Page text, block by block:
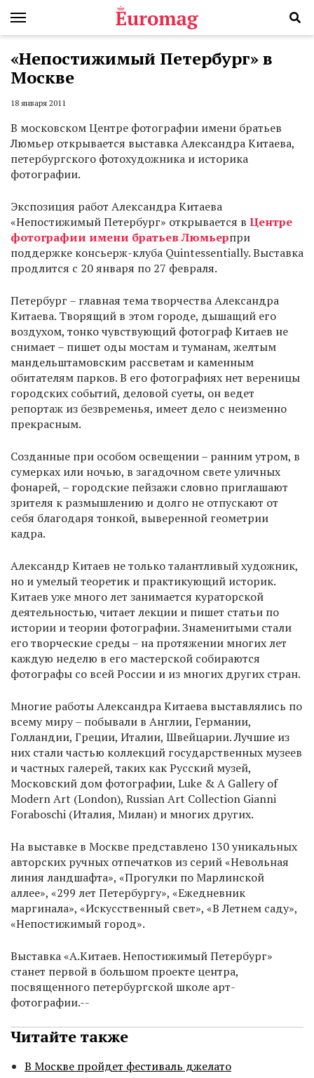
«Непостижимый Петербург» в
Москве
18 января 2011
В московском Центре фотографии имени братьев
Люмьер открывается выставка Александра Китаева,
петербургского фотохудожника и историка
фотографии.
Экспозиция работ Александра Китаева
«Непостижимый Петербург» открывается в Центре
фотографии имени братьев Люмьерпри
поддержке консьерж-клуба Quintessentially. Выставка
продлится с 20 января по 27 февраля.
Петербург – главная тема творчества Александра
Китаева. Творящий в этом городе, дышащий его
воздухом, тонко чувствующий фотограф Китаев не
снимает – пишет оды мостам и туманам, желтым
мандельштамовским рассветам и каменным
обитателям парков. В его фотографиях нет вереницы
городских событий, деловой суеты, он ведет
репортаж из безвременья, имеет дело с неизменно
прекрасным.
Созданные при особом освещении – ранним утром, в
сумерках или ночью, в загадочном свете уличных
фонарей, – городские пейзажи словно приглашают
зрителя к размышлению и долго не отпускают от
себя благодаря тонкой, выверенной геометрии
кадра.
Александр Китаев не только талантливый художник,
но и умелый теоретик и практикующий историк.
Китаев уже много лет занимается кураторской
деятельностью, читает лекции и пишет статьи по
истории и теории фотографии. Знаменитыми стали
его творческие среды – на протяжении многих лет
каждую неделю в его мастерской собираются
фотографы со всей России и из многих других стран.
Многие работы Александра Китаева выставлялись по
всему миру – побывали в Англии, Германии,
Голландии, Греции, Италии, Швейцарии. Лучшие из
них стали частью коллекций государственных музеев
и частных галерей, таких как Русский музей,
Московский дом фотографии, Luke & A Gallery of
Modern Art (London), Russian Art Collection Gianni
Foraboschi (Италия, Милан) и многих других.
На выставке в Москве представлено 130 уникальных
авторских ручных отпечатков из серий «Невольная
линия ландшафта», «Прогулки по Марлинской
аллее», «299 лет Петербургу», «Ежедневник
маргинала», «Искусственный свет», «В Летнем саду»,
«Непостижимый город».
Выставка «А.Китаев. Непостижимый Петербург»
станет первой в большом проекте центра,
посвященного петербургской школе арт-
фотографии.--
Читайте также
В Москве пройдет фестиваль джелато